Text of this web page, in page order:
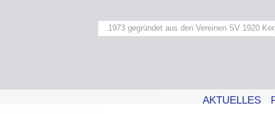
1973 gegründet aus den Vereinen SV 1920
AKTUELLES